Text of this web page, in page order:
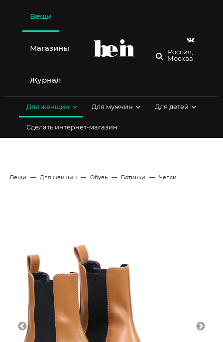
содержимому
Вещи
Магазины
Журнал
Россия,
Москва
Для женщин Для мужчин Для детей
Сделать интернет-магазин
Вещи Для женщин Обувь Ботинки Челси